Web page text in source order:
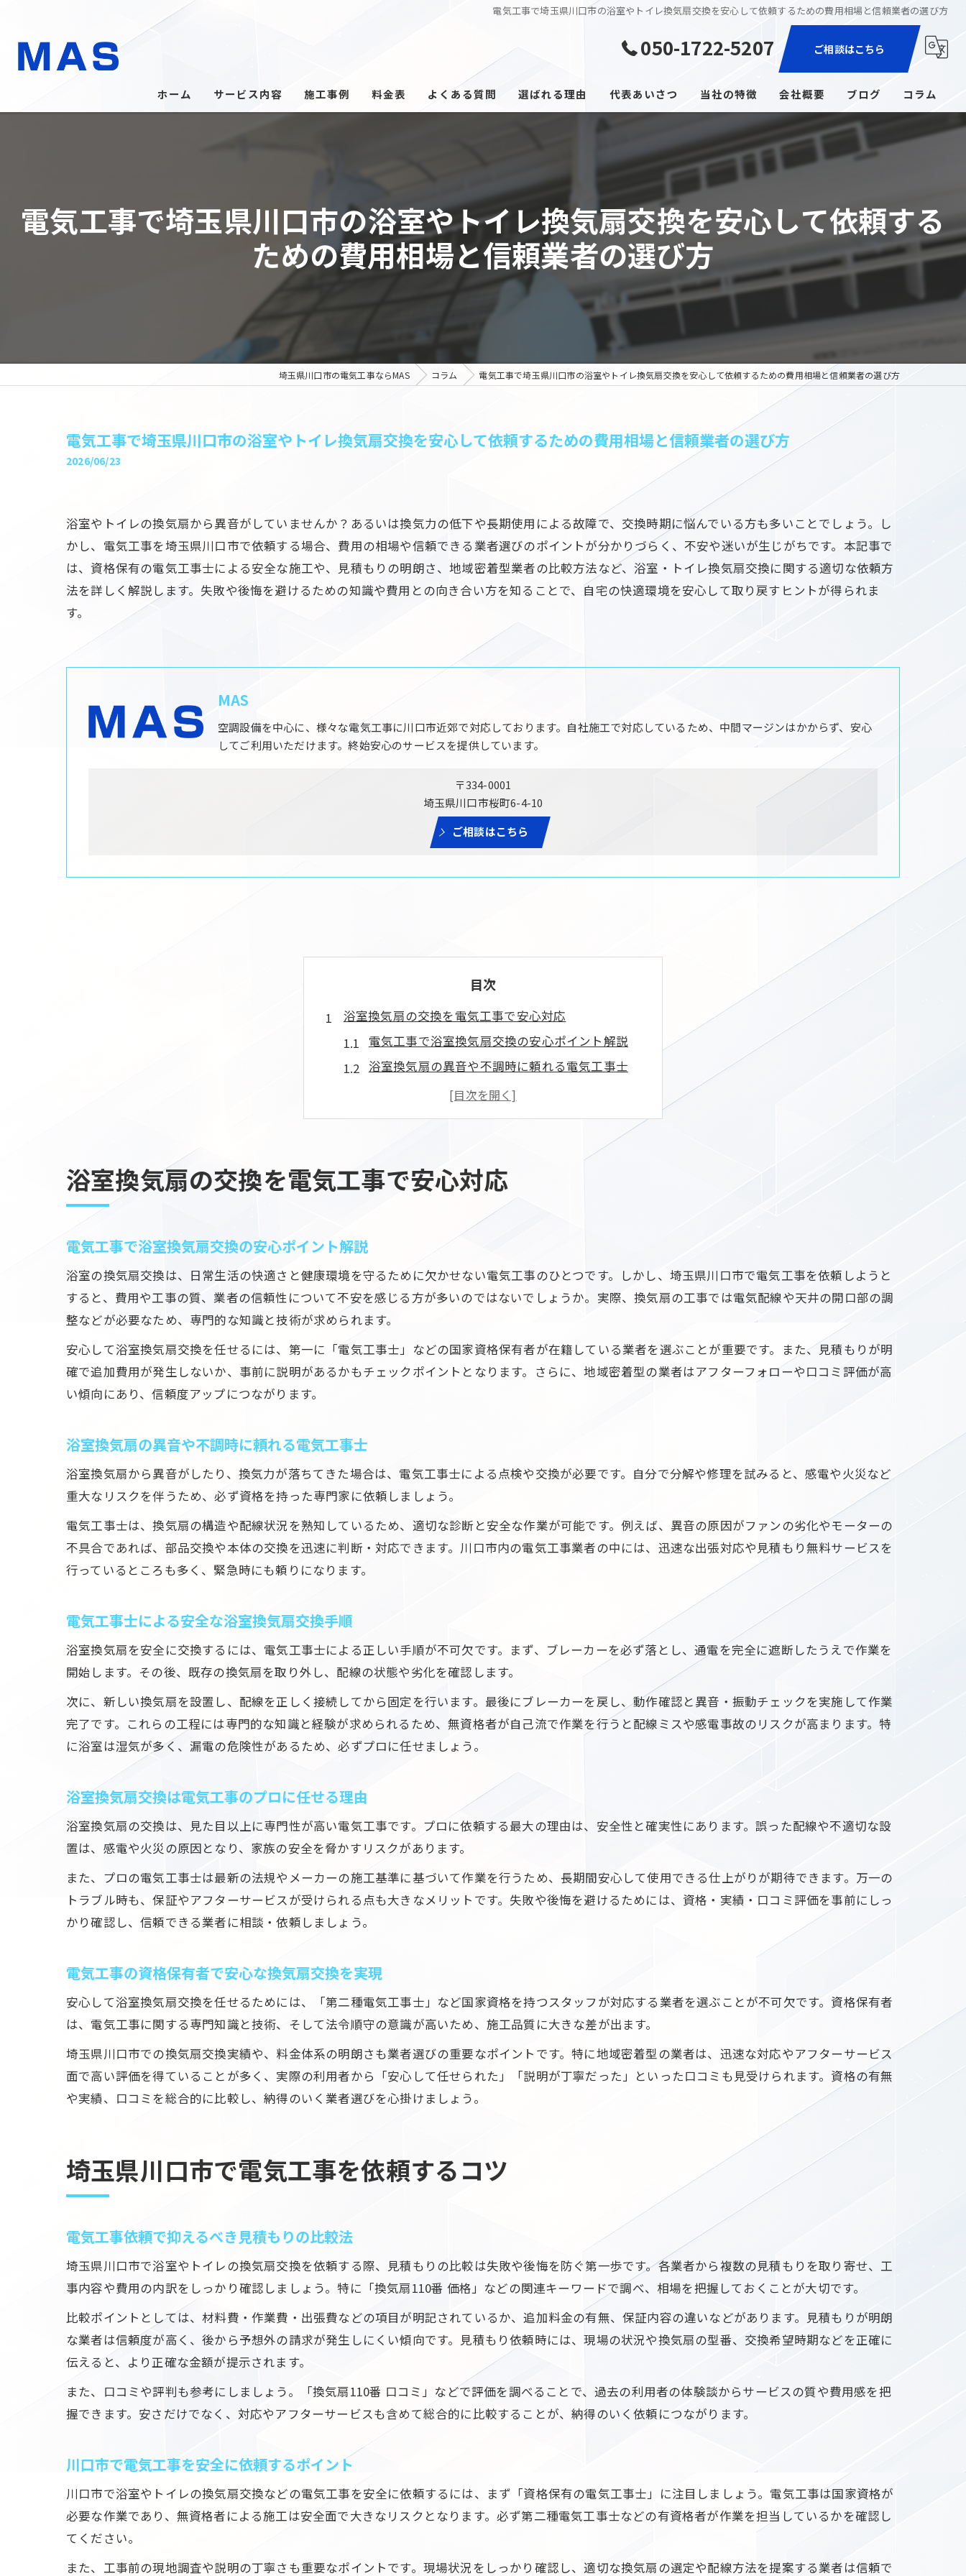
電気工事で埼玉県川口市の浴室やトイレ換気扇交換を安心して依頼するための費用相場と信頼業者の選び方
050-1722-5207 ご相談はこちら
ホーム サービス内容 施工事例 料金表 よくある質問 選ばれる理由 代表あいさつ 当社の特徴
エアコン
コンセント増設
照明
ブレーカー交換
会社概要 ブログ コラム
電気工事で埼玉県川口市の浴室やトイレ換気扇交換を安心して依頼する
ための費用相場と信頼業者の選び方
埼玉県川口市の電気工事ならMAS コラム 電気工事で埼玉県川口市の浴室やトイレ換気扇交換を安心して依頼するための費用相場と信頼業者の選び方
電気工事で埼玉県川口市の浴室やトイレ換気扇交換を安心して依頼するための費用相場と信頼業者の選び方
2026/06/23
浴室やトイレの換気扇から異音がしていませんか？あるいは換気力の低下や長期使用による故障で、交換時期に悩んでいる方も多いことでしょう。し
かし、電気工事を埼玉県川口市で依頼する場合、費用の相場や信頼できる業者選びのポイントが分かりづらく、不安や迷いが生じがちです。本記事で
は、資格保有の電気工事士による安全な施工や、見積もりの明朗さ、地域密着型業者の比較方法など、浴室・トイレ換気扇交換に関する適切な依頼方
法を詳しく解説します。失敗や後悔を避けるための知識や費用との向き合い方を知ることで、自宅の快適環境を安心して取り戻すヒントが得られま
す。
MAS
空調設備を中心に、様々な電気工事に川口市近郊で対応しております。自社施工で対応しているため、中間マージンはかからず、安心
してご利用いただけます。終始安心のサービスを提供しています。
〒334-0001
埼玉県川口市桜町6-4-10
ご相談はこちら
目次
浴室換気扇の交換を電気工事で安心対応
電気工事で浴室換気扇交換の安心ポイント解説
浴室換気扇の異音や不調時に頼れる電気工事士
電気工事士による安全な浴室換気扇交換手順
浴室換気扇交換は電気工事のプロに任せる理由
電気工事の資格保有者で安心な換気扇交換を実現
埼玉県川口市で電気工事を依頼するコツ
電気工事依頼で抑えるべき見積もりの比較法
川口市で電気工事を安全に依頼するポイント
電気工事士の資格確認と安心依頼のチェック項目
電気工事の追加費用を防ぐ事前確認の重要性
換気扇の異音や故障時に知りたい選択肢
換気扇異音時は電気工事のプロに点検相談を
故障換気扇の交換は電気工事士へ依頼が安心
追加料金を避ける電気工事依頼の注意点
電気工事で追加料金を防ぐ見積もり確認法
電気工事依頼時に明細書を必ずチェックしよう
換気扇交換で追加費用が発生しない依頼方法
口コミで見極める電気工事士の信頼性
電気工事依頼前に口コミで評判を徹底チェック
信頼できる電気工事士の特徴を口コミから学ぶ
換気扇110番口コミで見える電気工事士の対応力
口コミ活用で電気工事の失敗リスクを減らす方法
電気工事の安心依頼は利用者の声も参考に
電気工事で浴室換気扇交換の費用相場を知る
電気工事依頼時の適正価格と見積もりの見方
換気扇110番価格も参考に電気工事費用を比較
納得できる電気工事の費用明細ポイント紹介
電気工事費用の内訳や相場を分かりやすく解説
浴室換気扇の交換を電気工事で安心対応
電気工事で浴室換気扇交換の安心ポイント解説
浴室の換気扇交換は、日常生活の快適さと健康環境を守るために欠かせない電気工事のひとつです。しかし、埼玉県川口市で電気工事を依頼しようと
すると、費用や工事の質、業者の信頼性について不安を感じる方が多いのではないでしょうか。実際、換気扇の工事では電気配線や天井の開口部の調
整などが必要なため、専門的な知識と技術が求められます。
安心して浴室換気扇交換を任せるには、第一に「電気工事士」などの国家資格保有者が在籍している業者を選ぶことが重要です。また、見積もりが明
確で追加費用が発生しないか、事前に説明があるかもチェックポイントとなります。さらに、地域密着型の業者はアフターフォローや口コミ評価が高
い傾向にあり、信頼度アップにつながります。
浴室換気扇の異音や不調時に頼れる電気工事士
浴室換気扇から異音がしたり、換気力が落ちてきた場合は、電気工事士による点検や交換が必要です。自分で分解や修理を試みると、感電や火災など
重大なリスクを伴うため、必ず資格を持った専門家に依頼しましょう。
電気工事士は、換気扇の構造や配線状況を熟知しているため、適切な診断と安全な作業が可能です。例えば、異音の原因がファンの劣化やモーターの
不具合であれば、部品交換や本体の交換を迅速に判断・対応できます。川口市内の電気工事業者の中には、迅速な出張対応や見積もり無料サービスを
行っているところも多く、緊急時にも頼りになります。
電気工事士による安全な浴室換気扇交換手順
浴室換気扇を安全に交換するには、電気工事士による正しい手順が不可欠です。まず、ブレーカーを必ず落とし、通電を完全に遮断したうえで作業を
開始します。その後、既存の換気扇を取り外し、配線の状態や劣化を確認します。
次に、新しい換気扇を設置し、配線を正しく接続してから固定を行います。最後にブレーカーを戻し、動作確認と異音・振動チェックを実施して作業
完了です。これらの工程には専門的な知識と経験が求められるため、無資格者が自己流で作業を行うと配線ミスや感電事故のリスクが高まります。特
に浴室は湿気が多く、漏電の危険性があるため、必ずプロに任せましょう。
浴室換気扇交換は電気工事のプロに任せる理由
浴室換気扇の交換は、見た目以上に専門性が高い電気工事です。プロに依頼する最大の理由は、安全性と確実性にあります。誤った配線や不適切な設
置は、感電や火災の原因となり、家族の安全を脅かすリスクがあります。
また、プロの電気工事士は最新の法規やメーカーの施工基準に基づいて作業を行うため、長期間安心して使用できる仕上がりが期待できます。万一の
トラブル時も、保証やアフターサービスが受けられる点も大きなメリットです。失敗や後悔を避けるためには、資格・実績・口コミ評価を事前にしっ
かり確認し、信頼できる業者に相談・依頼しましょう。
電気工事の資格保有者で安心な換気扇交換を実現
安心して浴室換気扇交換を任せるためには、「第二種電気工事士」など国家資格を持つスタッフが対応する業者を選ぶことが不可欠です。資格保有者
は、電気工事に関する専門知識と技術、そして法令順守の意識が高いため、施工品質に大きな差が出ます。
埼玉県川口市での換気扇交換実績や、料金体系の明朗さも業者選びの重要なポイントです。特に地域密着型の業者は、迅速な対応やアフターサービス
面で高い評価を得ていることが多く、実際の利用者から「安心して任せられた」「説明が丁寧だった」といった口コミも見受けられます。資格の有無
や実績、口コミを総合的に比較し、納得のいく業者選びを心掛けましょう。
埼玉県川口市で電気工事を依頼するコツ
電気工事依頼で抑えるべき見積もりの比較法
埼玉県川口市で浴室やトイレの換気扇交換を依頼する際、見積もりの比較は失敗や後悔を防ぐ第一歩です。各業者から複数の見積もりを取り寄せ、工
事内容や費用の内訳をしっかり確認しましょう。特に「換気扇110番 価格」などの関連キーワードで調べ、相場を把握しておくことが大切です。
比較ポイントとしては、材料費・作業費・出張費などの項目が明記されているか、追加料金の有無、保証内容の違いなどがあります。見積もりが明朗
な業者は信頼度が高く、後から予想外の請求が発生しにくい傾向です。見積もり依頼時には、現場の状況や換気扇の型番、交換希望時期などを正確に
伝えると、より正確な金額が提示されます。
また、口コミや評判も参考にしましょう。「換気扇110番 口コミ」などで評価を調べることで、過去の利用者の体験談からサービスの質や費用感を把
握できます。安さだけでなく、対応やアフターサービスも含めて総合的に比較することが、納得のいく依頼につながります。
川口市で電気工事を安全に依頼するポイント
川口市で浴室やトイレの換気扇交換などの電気工事を安全に依頼するには、まず「資格保有の電気工事士」に注目しましょう。電気工事は国家資格が
必要な作業であり、無資格者による施工は安全面で大きなリスクとなります。必ず第二種電気工事士などの有資格者が作業を担当しているかを確認し
てください。
また、工事前の現地調査や説明の丁寧さも重要なポイントです。現場状況をしっかり確認し、適切な換気扇の選定や配線方法を提案する業者は信頼で
ご相談はこちら
ご相談はこちら